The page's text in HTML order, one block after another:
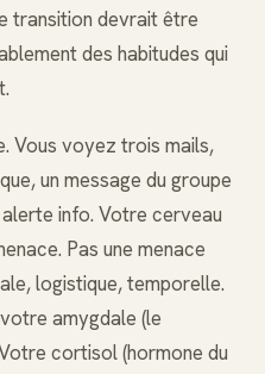
transition devrait être
des habitudes qui
Vous voyez trois mails,
un message du groupe
info. Votre cerveau
Pas une menace
logistique, temporelle.
amygdale (le
cortisol (hormone du